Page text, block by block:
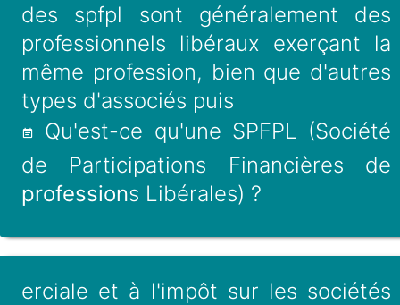
des spfpl sont généralement des
professionnels libéraux exerçant la
même profession, bien que d'autres
types d'associés puis
Qu'est-ce qu'une SPFPL (Société
de Participations Financières de
professions Libérales) ?
erciale et à l'impôt sur les sociétés